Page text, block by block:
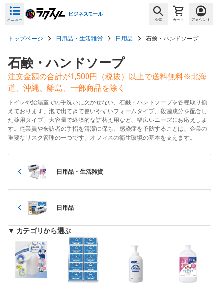
メニュー
ビジネスモール
検索 カート アカウント
トップページ 日用品・生活雑貨 日用品 石鹸・ハンドソープ
石鹸・ハンドソープ
注文金額の合計が1,500円（税抜）以上で送料無料※北海
道、沖縄、離島、一部商品を除く
トイレや給湯室での手洗いに欠かせない、石鹸・ハンドソープを各種取り揃
えております。泡で出てきて使いやすいフォームタイプ、殺菌成分を配合し
た薬用タイプ、大容量で経済的な詰替え用など、幅広いニーズにお応えしま
す。従業員や来訪者の手指を清潔に保ち、感染症を予防することは、企業の
重要なリスク管理の一つです。オフィスの衛生環境の基本を支えます。
日用品・生活雑貨
日用品
▼ カテゴリから選ぶ